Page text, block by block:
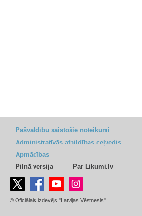
Pašvaldību saistošie noteikumi
Administratīvās atbildības ceļvedis
Apmācības
Pilnā versija
Par Likumi.lv
© Oficiālais izdevējs "Latvijas Vēstnesis"